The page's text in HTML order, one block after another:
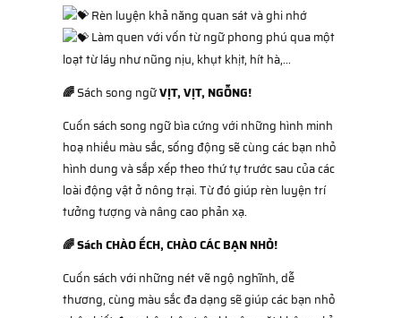
Rèn luyện khả năng quan sát và ghi nhớ
Làm quen với vốn từ ngữ phong phú qua một
loạt từ láy như nũng nịu, khụt khịt, hít hà,...
🌈Sách song ngữVỊT, VỊT, NGỖNG!
Cuốn sách song ngữ bìa cứng với những hình minh
hoạ nhiều màu sắc, sống động sẽ cùng các bạn nhỏ
hình dung và sắp xếp theo thứ tự trước sau của các
loài động vật ở nông trại. Từ đó giúp rèn luyện trí
tưởng tượng và nâng cao phản xạ.
🌈 Sách CHÀO ẾCH, CHÀO CÁC BẠN NHỎ!
Cuốn sách với những nét vẽ ngộ nghĩnh, dễ
thương, cùng màu sắc đa dạng sẽ giúp các bạn nhỏ